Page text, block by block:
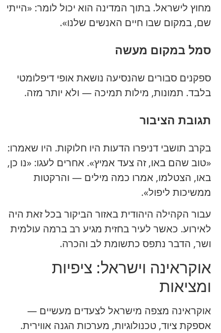
מחוץ לישראל. בתוך המדינה הוא יכול לומר: «הייתי
שם, במקום שבו חיים האנשים שלנו».
סמל במקום מעשה
ספקנים סבורים שהנסיעה נושאת אופי דיפלומטי
בלבד. תמונות, מילות תמיכה — ולא יותר מזה.
תגובת הציבור
בקרב תושבי דניפרו הדעות היו חלוקות. היו שאמרו:
«טוב שהם באו, זה צעד אמיץ». אחרים לעגו: «נו כן,
באו, הצטלמו, אמרו כמה מילים — והרקטות
ממשיכות ליפול».
עבור הקהילה היהודית באזור הביקור בכל זאת היה
לאירוע. כאשר לעיר בחזית מגיע רב ברמה עולמית
ושר, הדבר נתפס כתשומת לב והכרה.
אוקראינה וישראל: ציפיות
ומציאות
אוקראינה מצפה מישראל לצעדים מעשיים —
אספקת ציוד, טכנולוגיות, מערכות הגנה אווירית.